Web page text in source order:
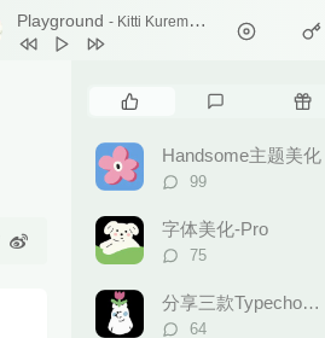
Playground - Kitti Kuremanee
Chookiat Sakveerakul / August Band
A Smile That I Would Never See
Old Chinese Song Kitti Kuremanee
刘昊霖
我可以坐你旁边吗 厘小白
For You To Be Here Tom Rosenthal
叶蒨文
当初就不该学php 黄灰红
文
章
评
随
文
Handsome主题美化
评
数：
99
字体美化-Pro
评
数：
75
分享三款Typecho后台模板
评
64